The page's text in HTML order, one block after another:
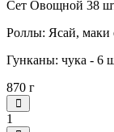
Сет Овощной 38
Роллы: Ясай, маки
Гунканы: чука - 6
870 г
1